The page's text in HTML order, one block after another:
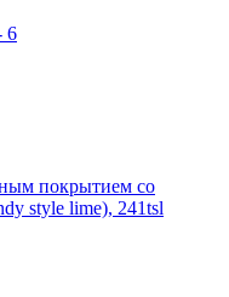
6
покрытием со
style lime), 241tsl